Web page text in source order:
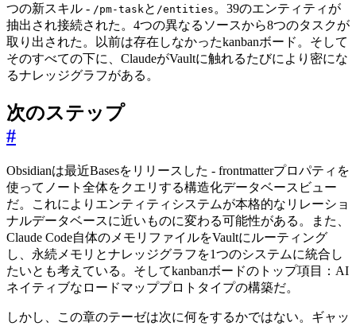
つの新スキル - /pm-taskと /entities。39のエンティティが
抽出され接続された。4つの異なるソースから8つのタスクが
取り出された。以前は存在しなかったkanbanボード。そして
そのすべての下に、ClaudeがVaultに触れるたびにより密にな
るナレッジグラフがある。
次のステップ
#
Obsidianは最近Basesをリリースした - frontmatterプロパティを
使ってノート全体をクエリする構造化データベースビュー
だ。これによりエンティティシステムが本格的なリレーショ
ナルデータベースに近いものに変わる可能性がある。また、
Claude Code自体のメモリファイルをVaultにルーティング
し、永続メモリとナレッジグラフを1つのシステムに統合し
たいとも考えている。そしてkanbanボードのトップ項目：AI
ネイティブなロードマッププロトタイプの構築だ。
しかし、この章のテーゼは次に何をするかではない。ギャッ